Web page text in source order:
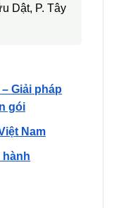
Dật, P. Tây
Giải pháp
gói
Nam